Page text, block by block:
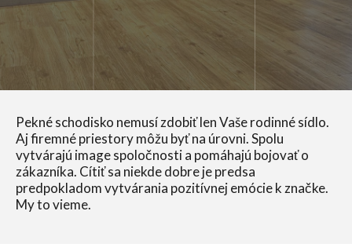
Pekné schodisko nemusí zdobiť len Vaše rodinné sídlo.
Aj firemné priestory môžu byť na úrovni. Spolu
vytvárajú image spoločnosti a pomáhajú bojovať o
zákazníka. Cítiť sa niekde dobre je predsa
predpokladom vytvárania pozitívnej emócie k značke.
My to vieme.